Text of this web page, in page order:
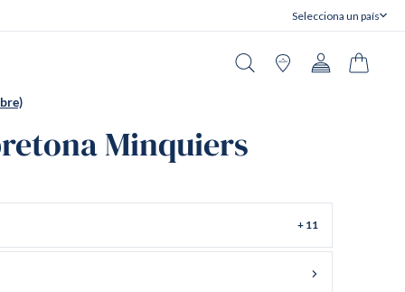
Selecciona un país
Cerrar
Minquiers
+ 11